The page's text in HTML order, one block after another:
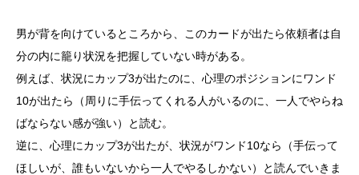
男が背を向けているところから、このカードが出たら依頼者は自
分の内に籠り状況を把握していない時がある。
例えば、状況にカップ3が出たのに、心理のポジションにワンド
10が出たら（周りに手伝ってくれる人がいるのに、一人でやらね
ばならない感が強い）と読む。
逆に、心理にカップ3が出たが、状況がワンド10なら（手伝って
ほしいが、誰もいないから一人でやるしかない）と読んでいきま